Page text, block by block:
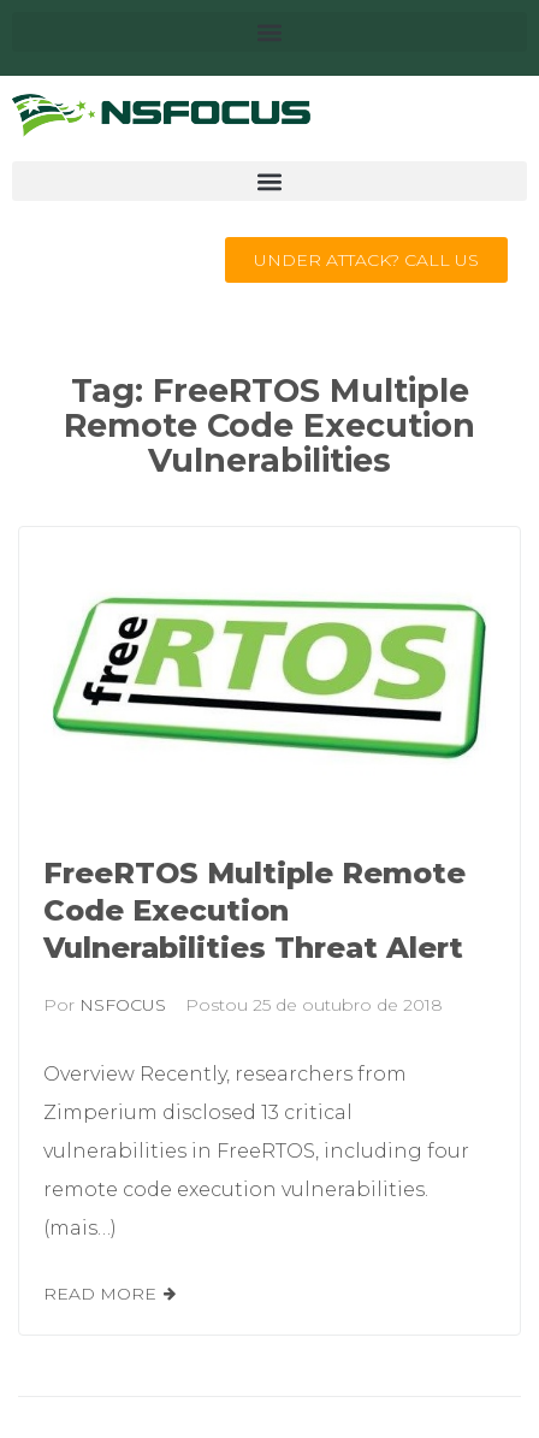
UNDER ATTACK? CALL US
Tag: FreeRTOS Multiple
Remote Code Execution
Vulnerabilities
FreeRTOS Multiple Remote
Code Execution
Vulnerabilities Threat Alert
Por NSFOCUS Postou 25 de outubro de 2018
Overview Recently, researchers from
Zimperium disclosed 13 critical
vulnerabilities in FreeRTOS, including four
remote code execution vulnerabilities.
(mais…)
READ MORE